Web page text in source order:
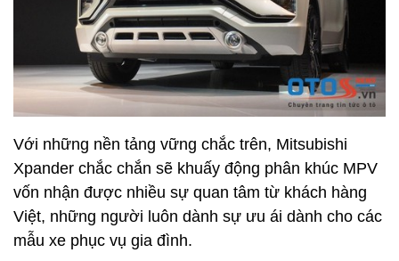
Với những nền tảng vững chắc trên, Mitsubishi
Xpander chắc chắn sẽ khuấy động phân khúc MPV
vốn nhận được nhiều sự quan tâm từ khách hàng
Việt, những người luôn dành sự ưu ái dành cho các
mẫu xe phục vụ gia đình.